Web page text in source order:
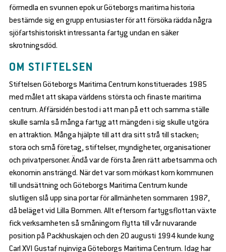
förmedla en svunnen epok ur Göteborgs maritima historia
bestämde sig en grupp entusiaster för att försöka rädda några
sjöfartshistoriskt intressanta fartyg undan en säker
skrotningsdöd.
OM STIFTELSEN
Stiftelsen Göteborgs Maritima Centrum konstituerades 1985
med målet att skapa världens största och finaste maritima
centrum. Affärsidén bestod i att man på ett och samma ställe
skulle samla så många fartyg att mängden i sig skulle utgöra
en attraktion. Många hjälpte till att dra sitt strå till stacken;
stora och små företag, stiftelser, myndigheter, organisationer
och privatpersoner. Ändå var de första åren rätt arbetsamma och
ekonomin ansträngd. När det var som mörkast kom kommunen
till undsättning och Göteborgs Maritima Centrum kunde
slutligen slå upp sina portar för allmänheten sommaren 1987,
då beläget vid Lilla Bommen. Allt eftersom fartygsflottan växte
fick verksamheten så småningom flytta till vår nuvarande
position på Packhuskajen och den 20 augusti 1994 kunde kung
Carl XVI Gustaf nyinviga Göteborgs Maritima Centrum. Idag har